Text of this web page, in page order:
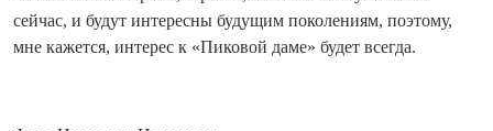
сейчас, и будут интересны будущим поколениям, поэтому,
мне кажется, интерес к «Пиковой даме» будет всегда.